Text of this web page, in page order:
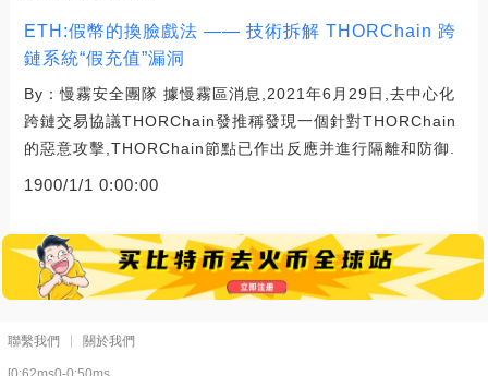
ETH:假幣的換臉戲法 —— 技術拆解 THORChain 跨
鏈系統“假充值”漏洞
By：慢霧安全團隊 據慢霧區消息,2021年6月29日,去中心化
跨鏈交易協議THORChain發推稱發現一個針對THORChain
的惡意攻擊,THORChain節點已作出反應并進行隔離和防御.
1900/1/1 0:00:00
聯繫我們 關於我們